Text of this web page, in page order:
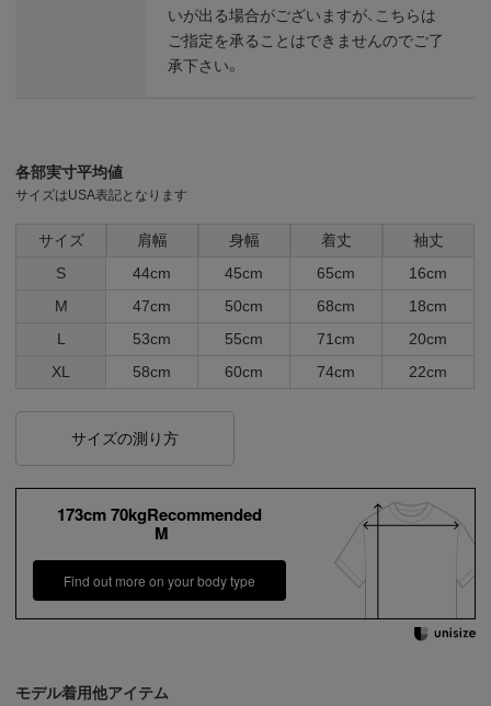
いが出る場合がございますが、こちらは
ご指定を承ることはできませんのでご了
承下さい。
各部実寸平均値
サイズはUSA表記となります
サイズ 肩幅 身幅 着丈
袖丈
S
44cm 45cm 65cm
16cm
M
47cm 50cm 68cm
18cm
L
53cm 55cm 71cm
20cm
XL
58cm 60cm 74cm 22cm
サイズの測り方
173cm 70kgRecommended
M
Find out more on your body type
モデル着用他アイテム